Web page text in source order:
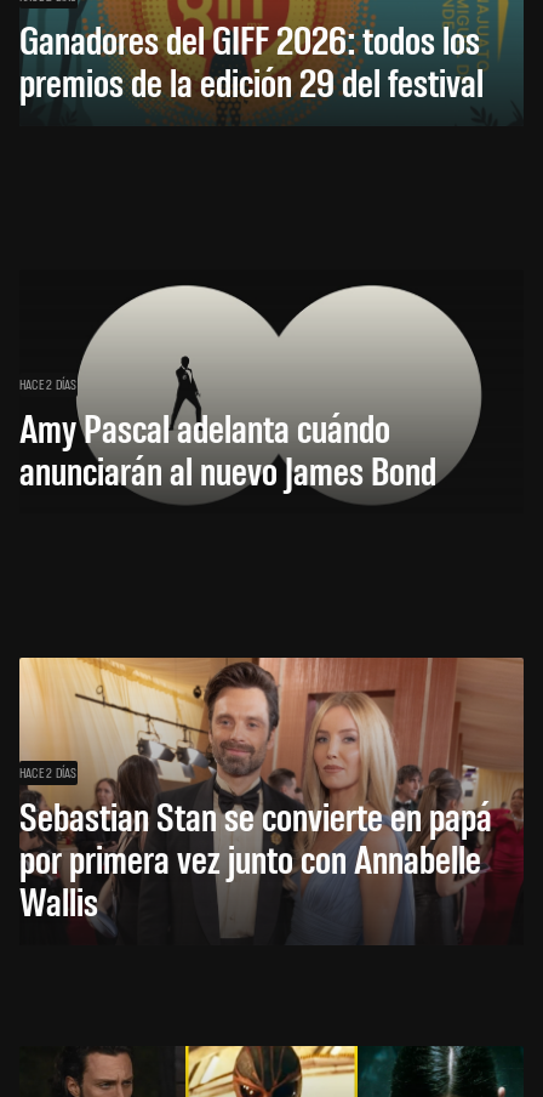
Ganadores del GIFF 2026: todos los
premios de la edición 29 del festival
HACE 2 DÍAS
Amy Pascal adelanta cuándo
anunciarán al nuevo James Bond
HACE 2 DÍAS
Sebastian Stan se convierte en papá
por primera vez junto con Annabelle
Wallis